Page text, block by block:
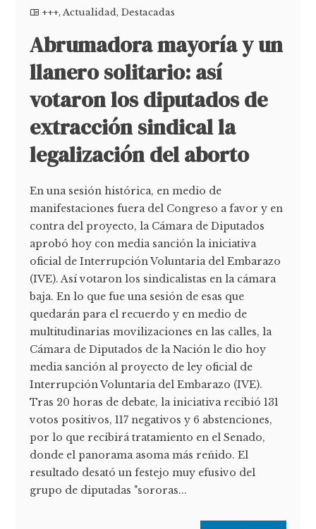
+++,Actualidad,Destacadas
Abrumadora mayoría y un
llanero solitario: así
votaron los diputados de
extracción sindical la
legalización del aborto
En una sesión histórica, en medio de
manifestaciones fuera del Congreso a favor y en
contra del proyecto, la Cámara de Diputados
aprobó hoy con media sanción la iniciativa
oficial de Interrupción Voluntaria del Embarazo
(IVE). Así votaron los sindicalistas en la cámara
baja. En lo que fue una sesión de esas que
quedarán para el recuerdo y en medio de
multitudinarias movilizaciones en las calles, la
Cámara de Diputados de la Nación le dio hoy
media sanción al proyecto de ley oficial de
Interrupción Voluntaria del Embarazo (IVE).
Tras 20 horas de debate, la iniciativa recibió 131
votos positivos, 117 negativos y 6 abstenciones,
por lo que recibirá tratamiento en el Senado,
donde el panorama asoma más reñido. El
resultado desató un festejo muy efusivo del
grupo de diputadas "sororas...